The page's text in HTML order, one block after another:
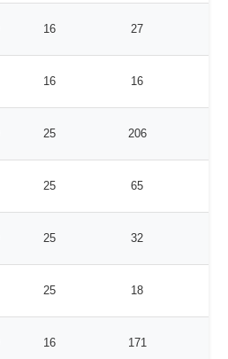
16 27
16 16
25 206
25 65
25 32
25 18
16 171